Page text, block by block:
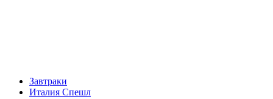
Завтраки
Италия Спешл